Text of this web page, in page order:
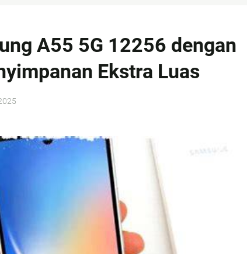
A55 5G 12256 dengan
Ekstra Luas